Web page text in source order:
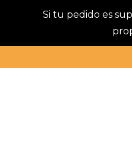
Si tu pedido es